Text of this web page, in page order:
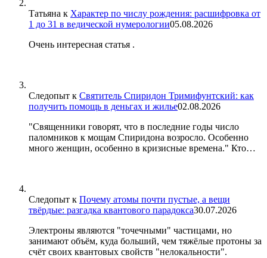
Татьяна к Характер по числу рождения: расшифровка от
1 до 31 в ведической нумерологии05.08.2026
Очень интересная статья .
Следопыт к Святитель Спиридон Тримифунтский: как
получить помощь в деньгах и жилье02.08.2026
"Священники говорят, что в последние годы число
паломников к мощам Спиридона возросло. Особенно
много женщин, особенно в кризисные времена." Кто…
Следопыт к Почему атомы почти пустые, а вещи
твёрдые: разгадка квантового парадокса30.07.2026
Электроны являются "точечными" частицами, но
занимают объём, куда больший, чем тяжёлые протоны за
счёт своих квантовых свойств "нелокальности".